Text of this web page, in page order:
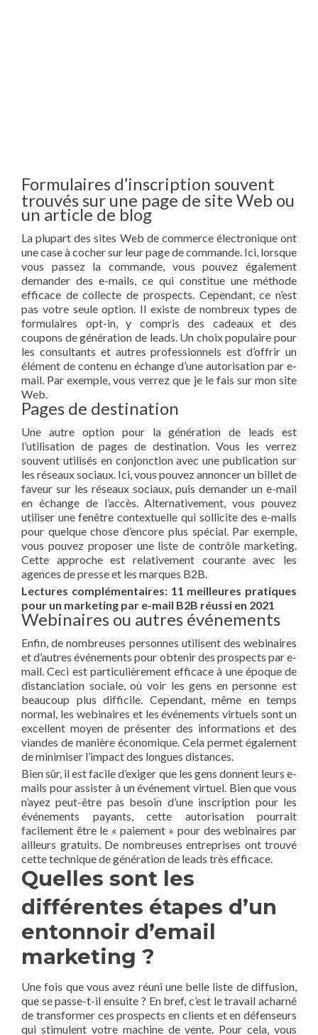
Formulaires d’inscription souvent
trouvés sur une page de site Web ou
un article de blog
La plupart des sites Web de commerce électronique ont
une case à cocher sur leur page de commande. Ici, lorsque
vous passez la commande, vous pouvez également
demander des e-mails, ce qui constitue une méthode
efficace de collecte de prospects. Cependant, ce n’est
pas votre seule option. Il existe de nombreux types de
formulaires opt-in, y compris des cadeaux et des
coupons de génération de leads. Un choix populaire pour
les consultants et autres professionnels est d’offrir un
élément de contenu en échange d’une autorisation par e-
mail. Par exemple, vous verrez que je le fais sur mon site
Web.
Pages de destination
Une autre option pour la génération de leads est
l’utilisation de pages de destination. Vous les verrez
souvent utilisés en conjonction avec une publication sur
les réseaux sociaux. Ici, vous pouvez annoncer un billet de
faveur sur les réseaux sociaux, puis demander un e-mail
en échange de l’accès. Alternativement, vous pouvez
utiliser une fenêtre contextuelle qui sollicite des e-mails
pour quelque chose d’encore plus spécial. Par exemple,
vous pouvez proposer une liste de contrôle marketing.
Cette approche est relativement courante avec les
agences de presse et les marques B2B.
Lectures complémentaires: 11 meilleures pratiques
pour un marketing par e-mail B2B réussi en 2021
Webinaires ou autres événements
Enfin, de nombreuses personnes utilisent des webinaires
et d’autres événements pour obtenir des prospects par e-
mail. Ceci est particulièrement efficace à une époque de
distanciation sociale, où voir les gens en personne est
beaucoup plus difficile. Cependant, même en temps
normal, les webinaires et les événements virtuels sont un
excellent moyen de présenter des informations et des
viandes de manière économique. Cela permet également
de minimiser l’impact des longues distances.
Bien sûr, il est facile d’exiger que les gens donnent leurs e-
mails pour assister à un événement virtuel. Bien que vous
n’ayez peut-être pas besoin d’une inscription pour les
événements payants, cette autorisation pourrait
facilement être le « paiement » pour des webinaires par
ailleurs gratuits. De nombreuses entreprises ont trouvé
cette technique de génération de leads très efficace.
Quelles sont les
différentes étapes d’un
entonnoir d’email
marketing ?
Une fois que vous avez réuni une belle liste de diffusion,
que se passe-t-il ensuite ? En bref, c’est le travail acharné
de transformer ces prospects en clients et en défenseurs
qui stimulent votre machine de vente. Pour cela, vous